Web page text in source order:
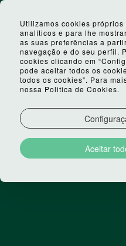
Utilizamos cookies
analíticos e para lhe
as suas preferências a
navegação e do seu perfil.
cookies clicando em
pode aceitar todos os
todos os cookies”. Para
nossa Politica de Cookies.
Aceitar